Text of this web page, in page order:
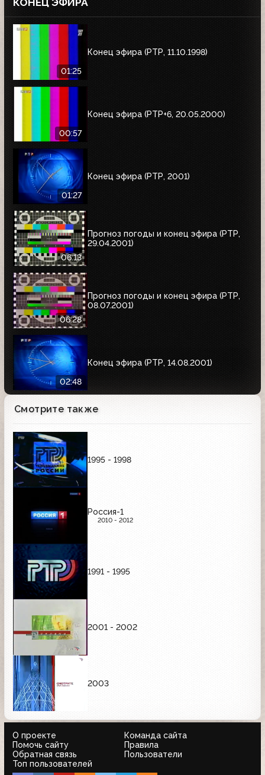
01:25
Конец эфира (РТР, 11.10.1998)
00:57
Конец эфира (РТР+6, 20.05.2000)
01:27
Конец эфира (РТР, 2001)
06:13
Прогноз погоды и конец эфира (РТР,
29.04.2001)
06:28
Прогноз погоды и конец эфира (РТР,
08.07.2001)
02:48
Конец эфира (РТР, 14.08.2001)
Смотрите также
1995 - 1998
Россия-1
2010 - 2012
1991 - 1995
2001 - 2002
2003
О проекте
Команда сайта
Помочь сайту
Правила
Обратная связь
Пользователи
Топ пользователей